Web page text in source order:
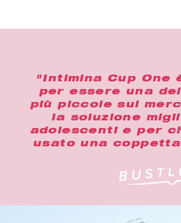
"Intimina Cup One
per essere una
più piccole sul
la soluzione
adolescenti e per
usato una